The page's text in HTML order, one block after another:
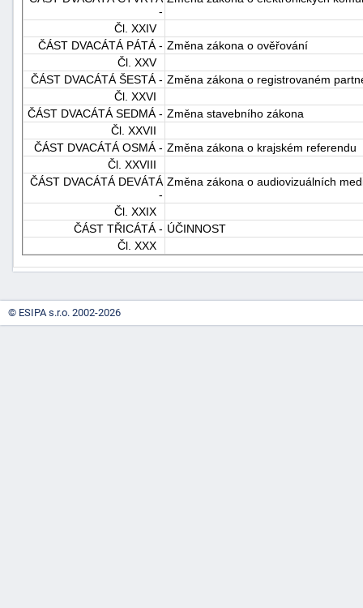
-
Čl. XXIV
ČÁST DVACÁTÁ PÁTÁ - Změna zákona o ověřování
Čl. XXV
ČÁST DVACÁTÁ ŠESTÁ - Změna zákona o registrovaném
Čl. XXVI
ČÁST DVACÁTÁ SEDMÁ - Změna stavebního zákona
Čl. XXVII
ČÁST DVACÁTÁ OSMÁ - Změna zákona o krajském referendu
Čl. XXVIII
ČÁST DVACÁTÁ DEVÁTÁ
-
Změna zákona o audiovizuálních
Čl. XXIX
ČÁST TŘICÁTÁ - ÚČINNOST
Čl. XXX
© ESIPA s.r.o. 2002-2026